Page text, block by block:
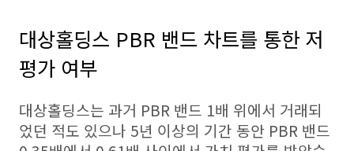
대상홀딩스 PBR 밴드 차트를 통한 저
평가 여부
대상홀딩스는 과거 PBR 밴드 1배 위에서 거래되
었던 적도 있으나 5년 이상의 기간 동안 PBR 밴드